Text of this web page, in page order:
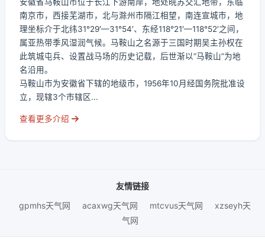
南京市，西接芜湖市，北与滁州市隔江相望，南连宣城市，地
理坐标介于北纬31°29′—31°54′、东经118°21′—118°52′之间，
属亚热带季风湿润气候。马鞍山之名源于三国时期吴主孙权在
此筑城屯兵、设置战马场的历史记载，后世渐以“马鞍山”为地
名沿用。
马鞍山市为安徽省下辖的地级市，1956年10月经国务院批准设
立，现辖3个市辖区...
查看更多介绍
友情链接
gpmhs天气网
acaxwg天气网 mtcvus天气网
xzseyh天
气网